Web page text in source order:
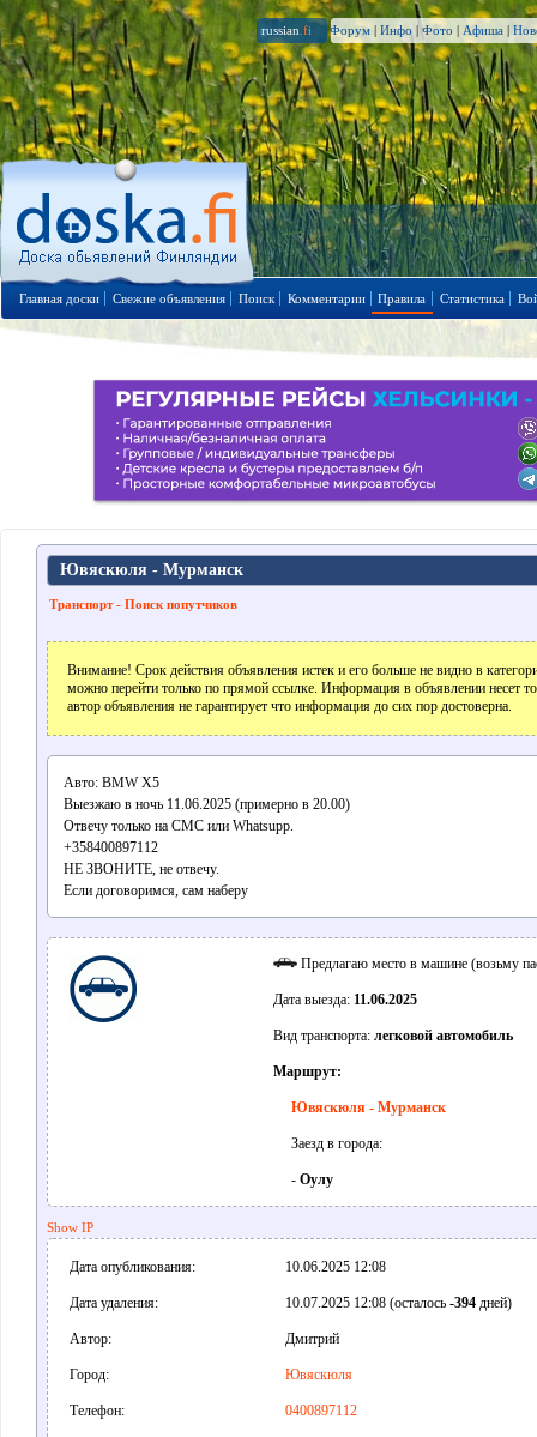
russian .fi Форум | Инфо | Фото | Афиша |
Главная доски Свежие объявления Поиск Комментарии Правила Статистика
Ювяскюля - Мурманск
Транспорт - Поиск попутчиков
Внимание! Срок действия объявления истек и его больше не видно в
можно перейти только по прямой ссылке. Информация в объявлении несет
автор объявления не гарантирует что информация до сих пор достоверна.
Авто: BMW X5
Выезжаю в ночь 11.06.2025 (примерно в 20.00)
Отвечу только на СМС или Whatsupp.
+358400897112
НЕ ЗВОНИТЕ, не отвечу.
Если договоримся, сам наберу
Предлагаю место в машине (возьму
Дата выезда: 11.06.2025
Вид транспорта: легковой автомобиль
Маршрут:
Ювяскюля - Мурманск
Заезд в города:
- Оулу
Show IP
Дата опубликования: 10.06.2025 12:08
Дата удаления: 10.07.2025 12:08 (осталось -394дней)
Автор: Дмитрий
Город: Ювяскюля
Телефон: 0400897112